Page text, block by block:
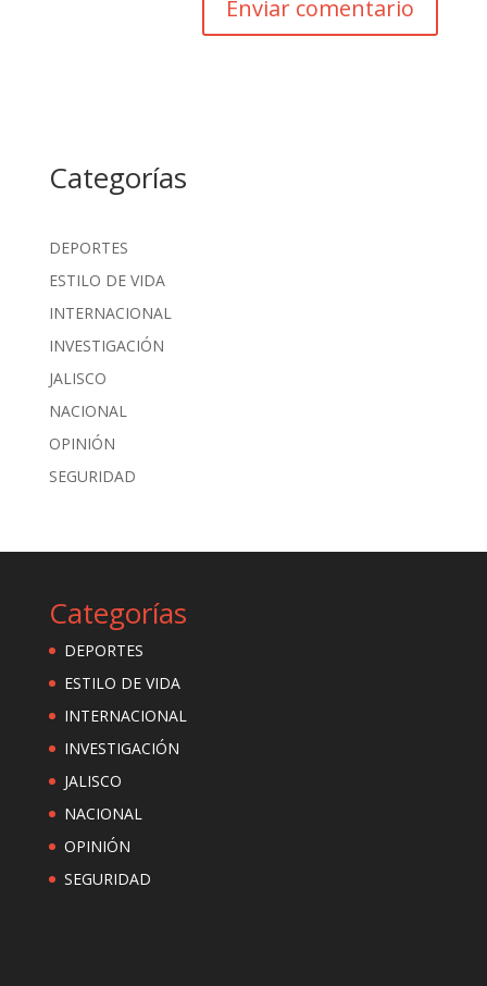
Categorías
DEPORTES
ESTILO DE VIDA
INTERNACIONAL
INVESTIGACIÓN
JALISCO
NACIONAL
OPINIÓN
SEGURIDAD
Categorías
DEPORTES
ESTILO DE VIDA
INTERNACIONAL
INVESTIGACIÓN
JALISCO
NACIONAL
OPINIÓN
SEGURIDAD